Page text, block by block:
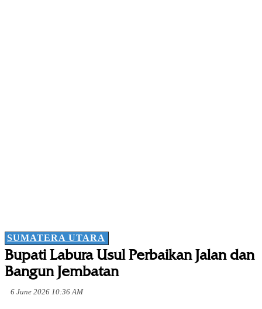
SUMATERA UTARA
Bupati Labura Usul Perbaikan Jalan dan
Bangun Jembatan
6 June 2026 10:36 AM